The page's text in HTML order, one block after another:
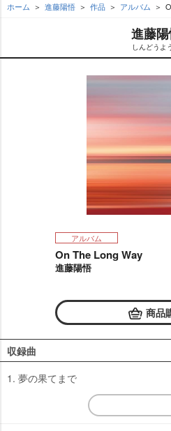
ホーム 進藤陽悟 作品 アルバム
進藤
しんどうよ
アルバム
On The Long Way
進藤陽悟
商品
収録曲
1. 夢の果てまで